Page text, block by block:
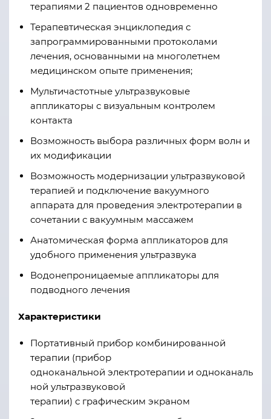
терапиями 2 пациентов одновременно
Терапевтическая энциклопедия с
запрограммированными протоколами
лечения, основанными на многолетнем
медицинском опыте применения;
Мультичастотные ультразвуковые
аппликаторы с визуальным контролем
контакта
Возможность выбора различных форм волн и
их модификации
Возможность модернизации ультразвуковой
терапией и подключение вакуумного
аппарата для проведения электротерапии в
сочетании с вакуумным массажем
Анатомическая форма аппликаторов для
удобного применения ультразвука
Водонепроницаемые аппликаторы для
подводного лечения
Характеристики
Портативный прибор комбинированной
терапии (прибор
одноканальной электротерапии и одноканаль
ной ультразвуковой
терапии) с графическим экраном